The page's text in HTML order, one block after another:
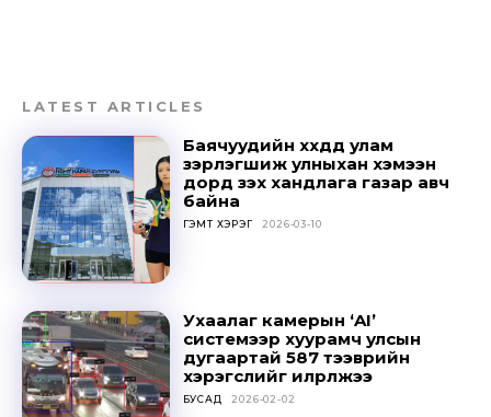
LATEST ARTICLES
Баячуудийн хүүхдүүд улам
зэрлэгшиж улныхан хэмээн
дорд үзэх хандлага газар авч
байна
ГЭМТ ХЭРЭГ 2026-03-10
Ухаалаг камерын ‘AI’
системээр хуурамч улсын
дугаартай 587 тээврийн
хэрэгслийг илрүүлжээ
БУСАД 2026-02-02